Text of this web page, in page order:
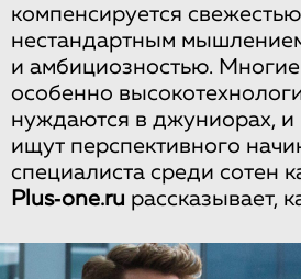
компенсируется
нестандартным
и амбициозностью.
особенно
нуждаются в джуниорах,
ищут перспективного
специалиста среди сотен
Plus‑one.ru рассказывает,